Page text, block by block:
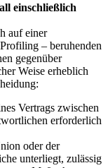
einschließlich
auf einer
– beruhenden
gegenüber
Weise erheblich
Vertrags zwischen
erforderlich
oder der
unterliegt, zulässig